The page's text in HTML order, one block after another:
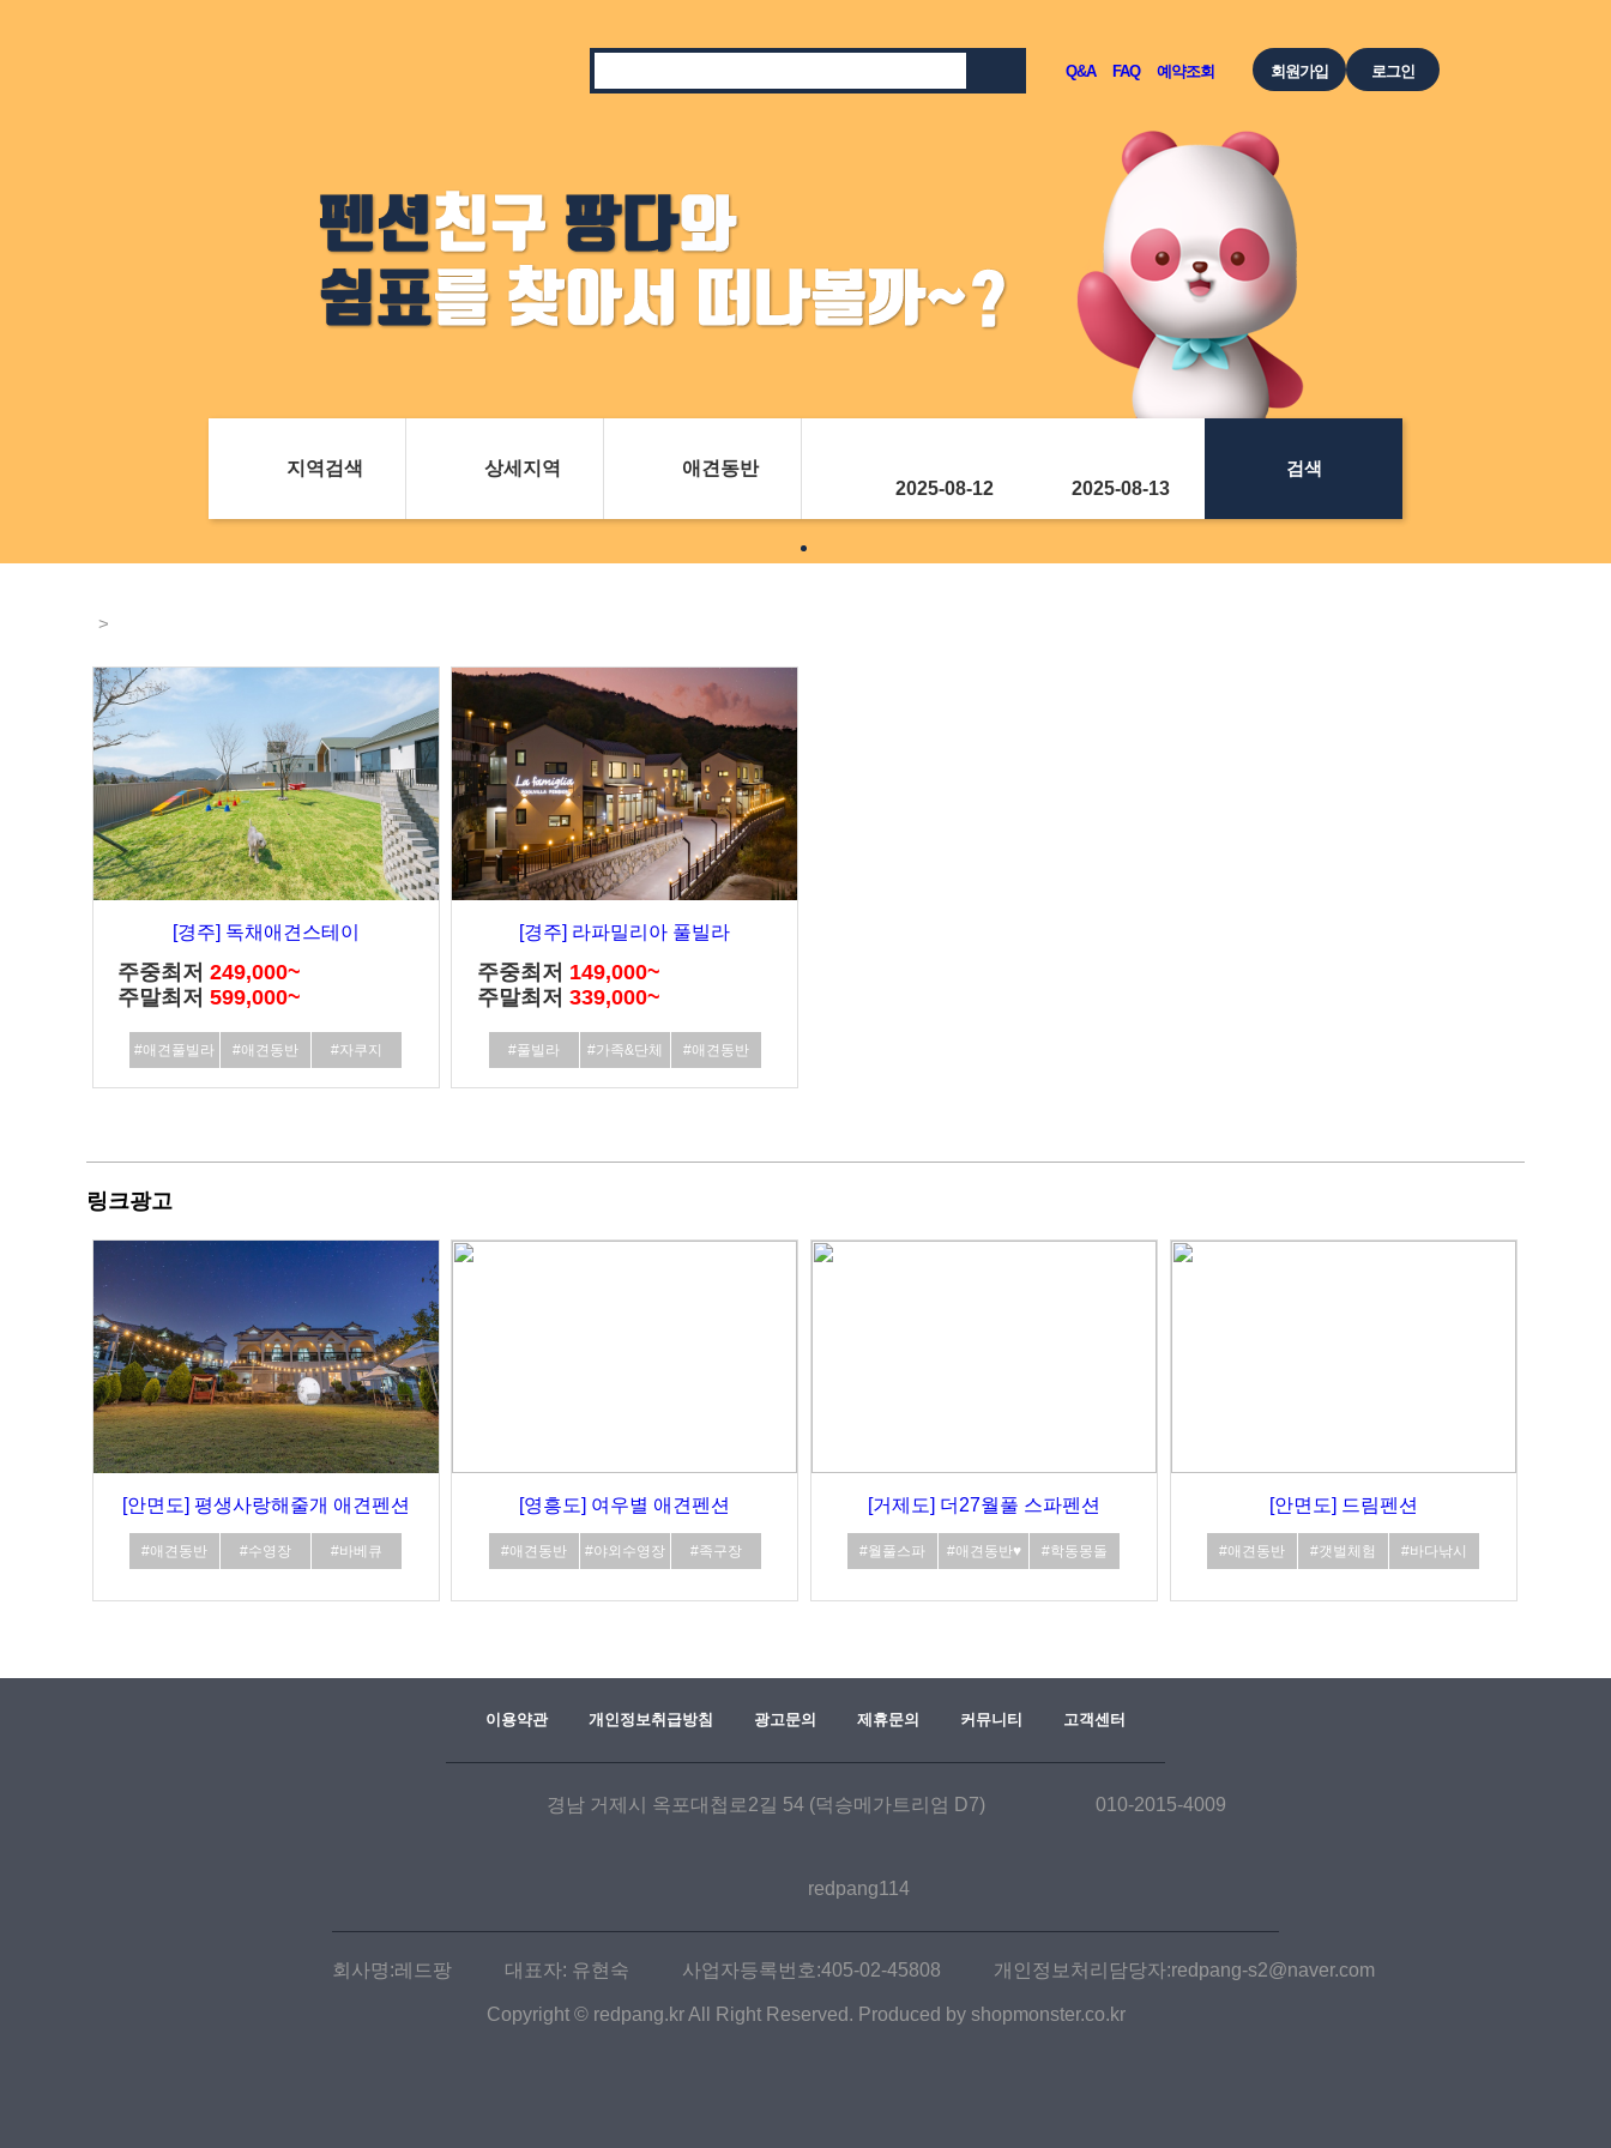
Q&A FAQ 예약조회 로그인
회원가입
검색
>
[경주] 독채애견스테이
주중최저 249,000~
주말최저 599,000~
#애견풀빌라 #애견동반 #자쿠지
[경주] 라파밀리아 풀빌라
주중최저 149,000~
주말최저 339,000~
#풀빌라 #가족&단체 #애견동반
링크광고
[안면도] 평생사랑해줄개 애견펜션
#애견동반 #수영장 #바베큐
[영흥도] 여우별 애견펜션
#애견동반 #야외수영장 #족구장
[거제도] 더27월풀 스파펜션
#월풀스파 #애견동반♥ #학동몽돌
[안면도] 드림펜션
#애견동반 #갯벌체험 #바다낚시
이용약관 개인정보취급방침 광고문의 제휴문의 커뮤니티 고객센터
경남 거제시 옥포대첩로2길 54 (덕승메가트리엄 D7) 010-2015-4009
redpang114
회사명:레드팡 대표자: 유현숙 사업자등록번호:405-02-45808 개인정보처리담당자:redpang-s2@naver.com
Copyright © redpang.kr All Right Reserved. Produced by shopmonster.co.kr